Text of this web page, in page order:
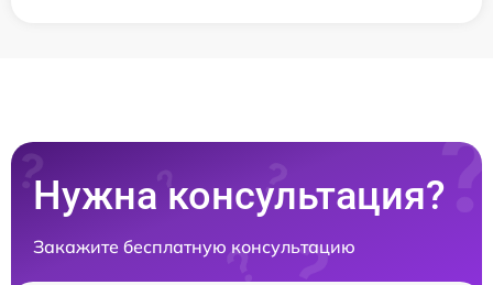
Нужна консультация?
Закажите бесплатную консультацию